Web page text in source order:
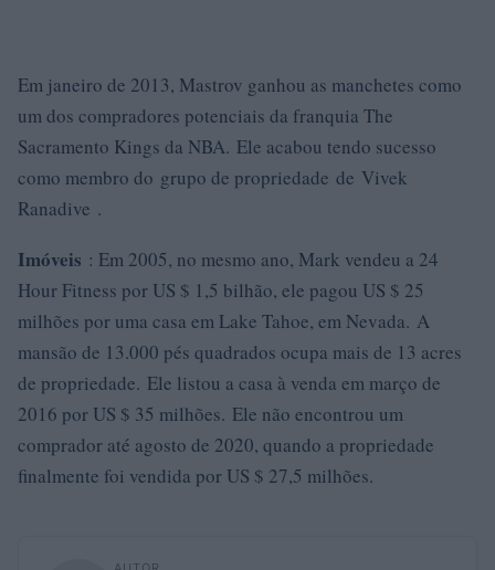
Em janeiro de 2013, Mastrov ganhou as manchetes como
um dos compradores potenciais da franquia The
Sacramento Kings da NBA. Ele acabou tendo sucesso
como membro do grupo de propriedade de Vivek
Ranadive .
Imóveis : Em 2005, no mesmo ano, Mark vendeu a 24
Hour Fitness por US $ 1,5 bilhão, ele pagou US $ 25
milhões por uma casa em Lake Tahoe, em Nevada. A
mansão de 13.000 pés quadrados ocupa mais de 13 acres
de propriedade. Ele listou a casa à venda em março de
2016 por US $ 35 milhões. Ele não encontrou um
comprador até agosto de 2020, quando a propriedade
finalmente foi vendida por US $ 27,5 milhões.